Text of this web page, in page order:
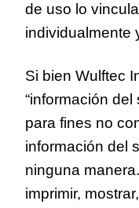
de uso lo
individualmente
Si bien Wulftec
“información
para fines no
información del
ninguna
imprimir,